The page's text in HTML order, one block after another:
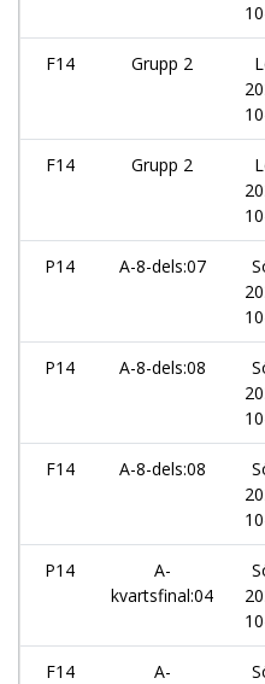
F14 Grupp 2
F14 Grupp 2
P14 A-8-dels:07
P14 A-8-dels:08
F14 A-8-dels:08
P14
A-
kvartsfinal:04
F14
A-